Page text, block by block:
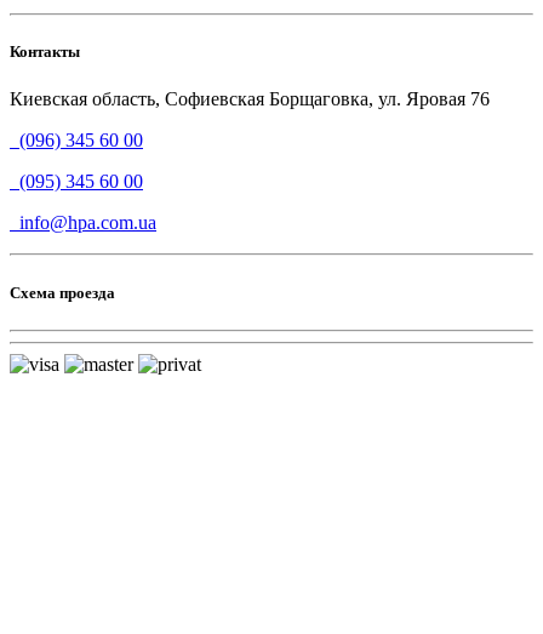
Контакты
Киевская область, Софиевская Борщаговка, ул. Яровая 76
(096) 345 60 00
(095) 345 60 00
info@hpa.com.ua
Схема проезда